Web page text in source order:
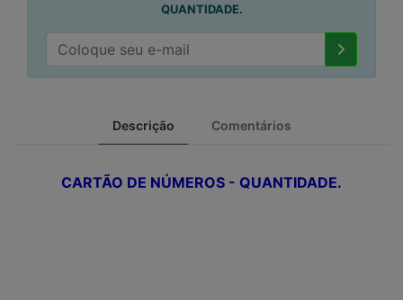
QUANTIDADE.
Descrição Comentários
CARTÃO DE NÚMEROS - QUANTIDADE.